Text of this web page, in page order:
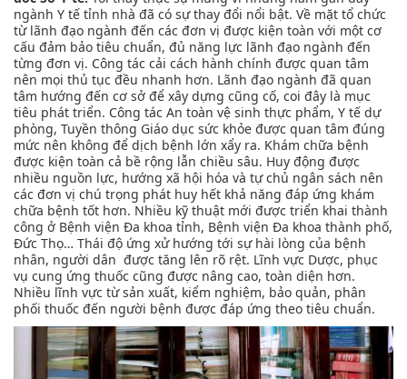
ngành Y tế tỉnh nhà đã có sự thay đổi nổi bật. Về mặt tổ chức
từ lãnh đạo ngành đến các đơn vị được kiện toàn với một cơ
cấu đảm bảo tiêu chuẩn, đủ năng lực lãnh đạo ngành đến
từng đơn vị. Công tác cải cách hành chính được quan tâm
nên mọi thủ tục đều nhanh hơn. Lãnh đạo ngành đã quan
tâm hướng đến cơ sở để xây dựng cũng cố, coi đây là mục
tiêu phát triển. Công tác An toàn vệ sinh thực phẩm, Y tế dự
phòng, Tuyền thông Giáo dục sức khỏe được quan tâm đúng
mức nên không để dịch bệnh lớn xẩy ra. Khám chữa bệnh
được kiện toàn cả bề rộng lẫn chiều sâu. Huy động được
nhiều nguồn lực, hướng xã hội hóa và tự chủ ngân sách nên
các đơn vị chú trọng phát huy hết khả năng đáp ứng khám
chữa bệnh tốt hơn. Nhiều kỹ thuật mới được triển khai thành
công ở Bệnh viện Đa khoa tỉnh, Bệnh viện Đa khoa thành phố,
Đức Thọ… Thái độ ứng xử hướng tới sự hài lòng của bệnh
nhân, người dân được tăng lên rõ rệt. Lĩnh vực Dược, phục
vụ cung ứng thuốc cũng được nâng cao, toàn diện hơn.
Nhiều lĩnh vực từ sản xuất, kiểm nghiệm, bảo quản, phân
phối thuốc đến người bệnh được đáp ứng theo tiêu chuẩn.